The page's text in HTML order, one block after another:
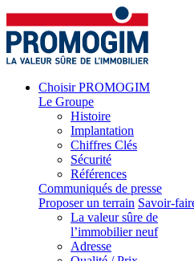
Choisir PROMOGIM
Le Groupe
Histoire
Implantation
Chiffres Clés
Sécurité
Références
Communiqués de presse
Proposer un terrain Savoir-
La valeur sûre de
l’immobilier neuf
Adresse